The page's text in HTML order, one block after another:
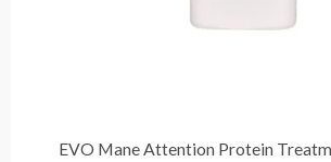
EVO Mane Attention Protein